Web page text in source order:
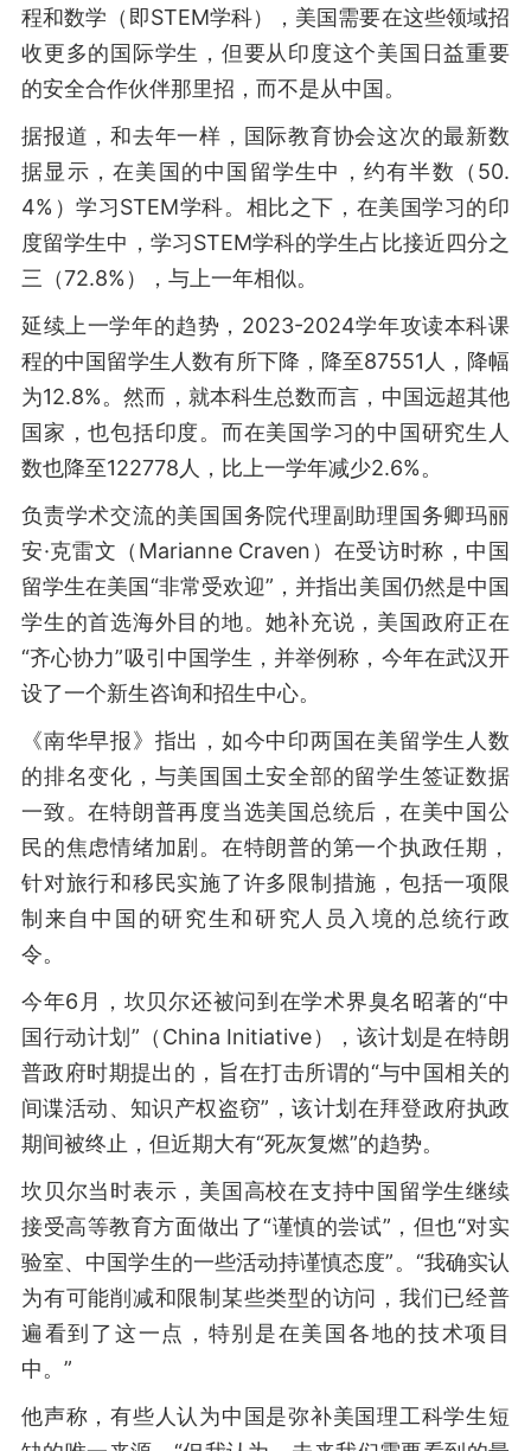
程和数学（即STEM学科），美国需要在这些领域招
收更多的国际学生，但要从印度这个美国日益重要
的安全合作伙伴那里招，而不是从中国。
据报道，和去年一样，国际教育协会这次的最新数
据显示，在美国的中国留学生中，约有半数（50.
4%）学习STEM学科。相比之下，在美国学习的印
度留学生中，学习STEM学科的学生占比接近四分之
三（72.8%），与上一年相似。
延续上一学年的趋势，2023-2024学年攻读本科课
程的中国留学生人数有所下降，降至87551人，降幅
为12.8%。然而，就本科生总数而言，中国远超其他
国家，也包括印度。而在美国学习的中国研究生人
数也降至122778人，比上一学年减少2.6%。
负责学术交流的美国国务院代理副助理国务卿玛丽
安·克雷文（Marianne Craven）在受访时称，中国
留学生在美国“非常受欢迎”，并指出美国仍然是中国
学生的首选海外目的地。她补充说，美国政府正在
“齐心协力”吸引中国学生，并举例称，今年在武汉开
设了一个新生咨询和招生中心。
《南华早报》指出，如今中印两国在美留学生人数
的排名变化，与美国国土安全部的留学生签证数据
一致。在特朗普再度当选美国总统后，在美中国公
民的焦虑情绪加剧。在特朗普的第一个执政任期，
针对旅行和移民实施了许多限制措施，包括一项限
制来自中国的研究生和研究人员入境的总统行政
令。
今年6月，坎贝尔还被问到在学术界臭名昭著的“中
国行动计划”（China Initiative），该计划是在特朗
普政府时期提出的，旨在打击所谓的“与中国相关的
间谍活动、知识产权盗窃”，该计划在拜登政府执政
期间被终止，但近期大有“死灰复燃”的趋势。
坎贝尔当时表示，美国高校在支持中国留学生继续
接受高等教育方面做出了“谨慎的尝试”，但也“对实
验室、中国学生的一些活动持谨慎态度”。“我确实认
为有可能削减和限制某些类型的访问，我们已经普
遍看到了这一点，特别是在美国各地的技术项目
中。”
他声称，有些人认为中国是弥补美国理工科学生短